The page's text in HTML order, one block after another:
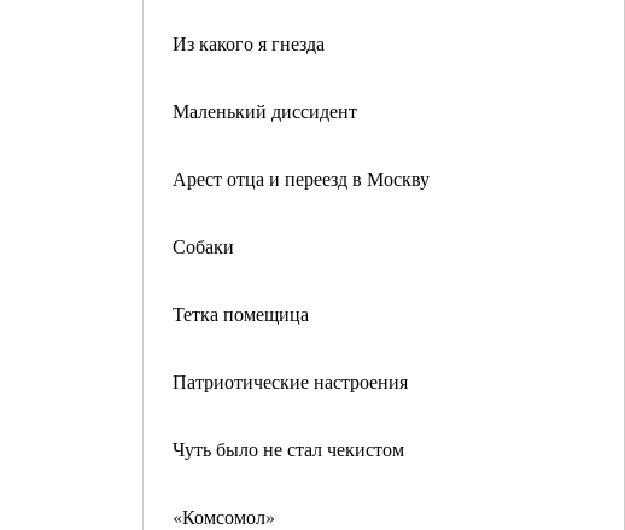
Из какого я гнезда
Маленький диссидент
Арест отца и переезд в Москву
Собаки
Тетка помещица
Патриотические настроения
Чуть было не стал чекистом
«Комсомол»